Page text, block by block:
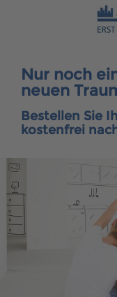
Nur noch
neuen
Bestellen Sie
kostenfrei